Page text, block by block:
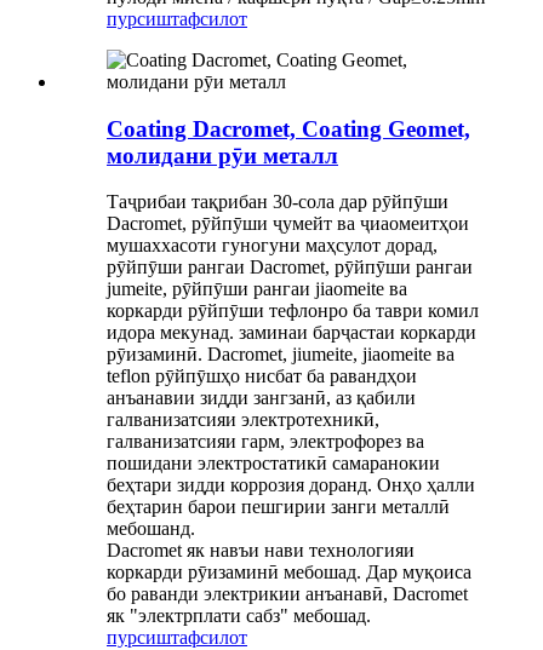
пурсиштафсилот
Coating Dacromet, Coating Geomet,
молидани рӯи металл
Таҷрибаи тақрибан 30-сола дар рӯйпӯши
Dacromet, рӯйпӯши ҷумейт ва ҷиаомеитҳои
мушаххасоти гуногуни маҳсулот дорад,
рӯйпӯши рангаи Dacromet, рӯйпӯши рангаи
jumeite, рӯйпӯши рангаи jiaomeite ва
коркарди рӯйпӯши тефлонро ба таври комил
идора мекунад. заминаи барҷастаи коркарди
рӯизаминӣ. Dacromet, jiumeite, jiaomeite ва
teflon рӯйпӯшҳо нисбат ба равандҳои
анъанавии зидди зангзанӣ, аз қабили
галванизатсияи электротехникӣ,
галванизатсияи гарм, электрофорез ва
пошидани электростатикӣ самаранокии
беҳтари зидди коррозия доранд. Онҳо ҳалли
беҳтарин барои пешгирии занги металлӣ
мебошанд.
Dacromet як навъи нави технологияи
коркарди рӯизаминӣ мебошад. Дар муқоиса
бо раванди электрикии анъанавӣ, Dacromet
як "электрплати сабз" мебошад.
пурсиштафсилот